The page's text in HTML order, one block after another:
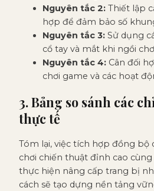
Nguyên tắc 2: Thiết lập
hợp để đảm bảo số
Nguyên tắc 3: Sử dụng
cổ tay và mắt khi ngồi
Nguyên tắc 4: Cân đối
chơi game và các hoạt
3. Bảng so sánh các
thực tế
Tóm lại, việc tích hợp đồng bộ
chơi chiến thuật đỉnh cao
thực hiện nâng cấp trang bị
cách sẽ tạo dựng nền tảng